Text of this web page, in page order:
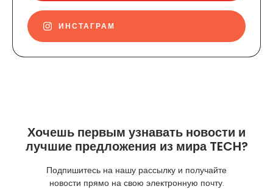
ИНСТАГРАМ
Хочешь первым узнавать новости и
лучшие предложения из мира TECH?
Подпишитесь на нашу рассылку и получайте
новости прямо на свою электронную почту.